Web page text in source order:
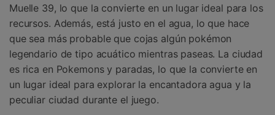
Muelle 39, lo que la convierte en un lugar ideal para los
recursos. Además, está justo en el agua, lo que hace
que sea más probable que cojas algún pokémon
legendario de tipo acuático mientras paseas. La ciudad
es rica en Pokemons y paradas, lo que la convierte en
un lugar ideal para explorar la encantadora agua y la
peculiar ciudad durante el juego.